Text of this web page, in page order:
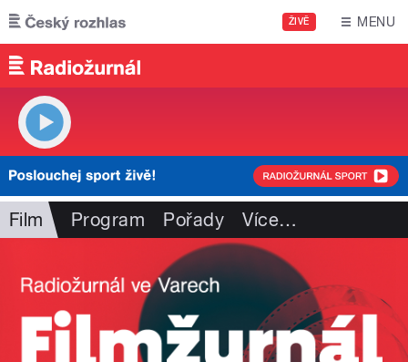
Přejít k hlavnímu obsahu
ŽIVĚ MENU
Film Program Pořady Více…